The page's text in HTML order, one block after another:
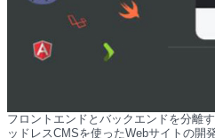
フロントエンドとバックエンドを分離
ッドレスCMSを使ったWebサイトの開